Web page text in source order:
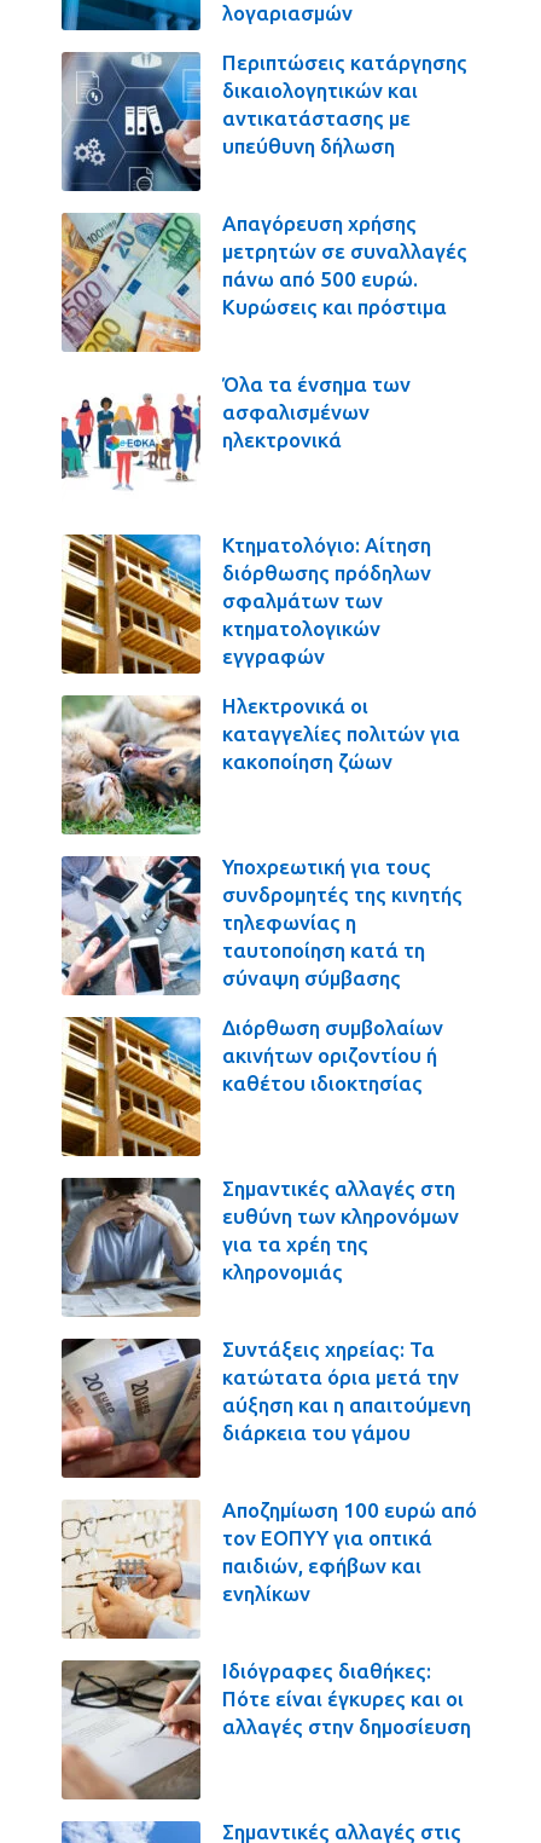
λογαριασμών
Περιπτώσεις κατάργησης
δικαιολογητικών και
αντικατάστασης με
υπεύθυνη δήλωση
Απαγόρευση χρήσης
μετρητών σε συναλλαγές
πάνω από 500 ευρώ.
Κυρώσεις και πρόστιμα
Όλα τα ένσημα των
ασφαλισμένων
ηλεκτρονικά
Κτηματολόγιο: Αίτηση
διόρθωσης πρόδηλων
σφαλμάτων των
κτηματολογικών
εγγραφών
Ηλεκτρονικά οι
καταγγελίες πολιτών για
κακοποίηση ζώων
Υποχρεωτική για τους
συνδρομητές της κινητής
τηλεφωνίας η
ταυτοποίηση κατά τη
σύναψη σύμβασης
Διόρθωση συμβολαίων
ακινήτων οριζοντίου ή
καθέτου ιδιοκτησίας
Σημαντικές αλλαγές στη
ευθύνη των κληρονόμων
για τα χρέη της
κληρονομιάς
Συντάξεις χηρείας: Τα
κατώτατα όρια μετά την
αύξηση και η απαιτούμενη
διάρκεια του γάμου
Αποζημίωση 100 ευρώ από
τον ΕΟΠΥΥ για οπτικά
παιδιών, εφήβων και
ενηλίκων
Ιδιόγραφες διαθήκες:
Πότε είναι έγκυρες και οι
αλλαγές στην δημοσίευση
Σημαντικές αλλαγές στις